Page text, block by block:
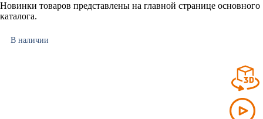
Новинки товаров представлены на главной странице основного
каталога.
В наличии